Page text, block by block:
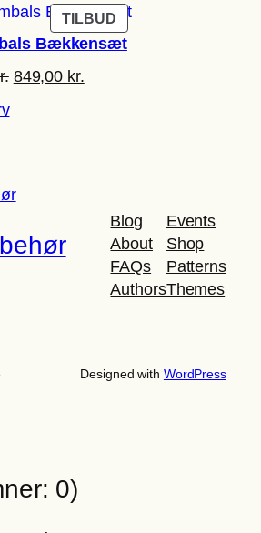
245,00 kr..
er:
175,00 kr..
TILBUDVARE
PÅ
Bækkensæt
Den
849,00 kr.
Blog
About
FAQs
Authors
Events
Shop
Patterns
Themes
Designed with WordPress
0)